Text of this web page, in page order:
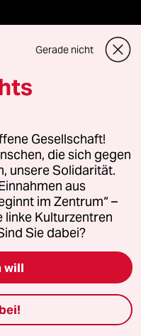
Gerade nicht
Gesellschaft!
die sich gegen
unsere Solidarität.
aus
im Zentrum“ –
Kulturzentren
Sie dabei?
will